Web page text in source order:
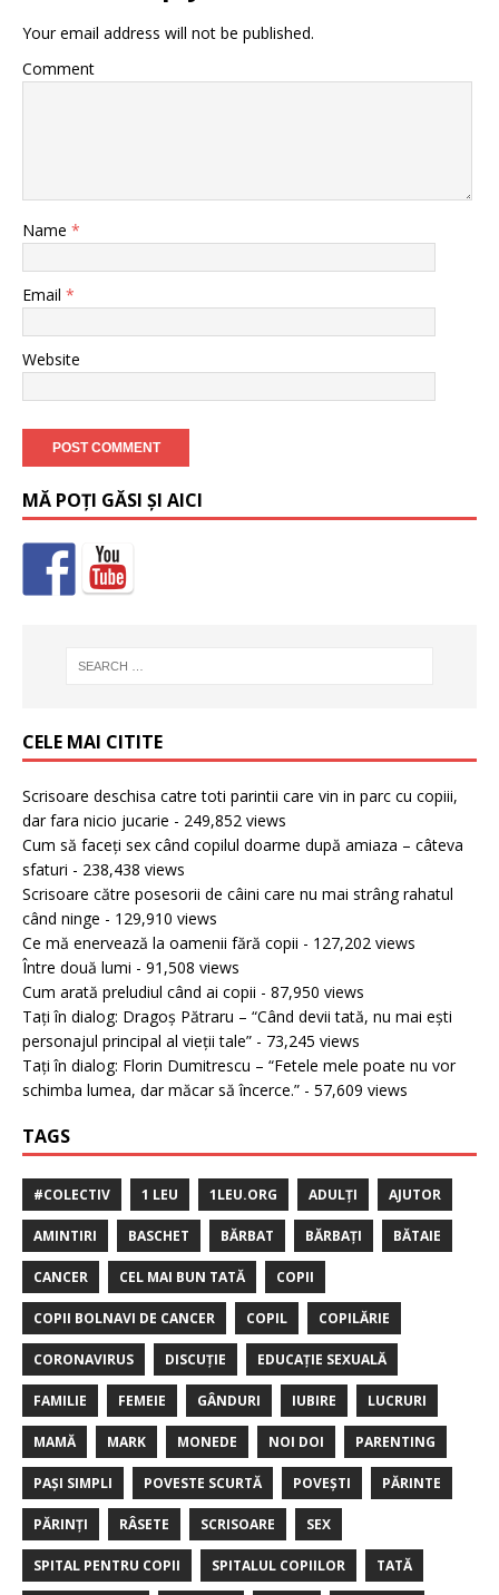
Your email address will not be published.
Comment
Name *
Email *
Website
MĂ POȚI GĂSI ȘI AICI
CELE MAI CITITE
Scrisoare deschisa catre toti parintii care vin in parc cu copiii,
dar fara nicio jucarie - 249,852 views
Cum să faceți sex când copilul doarme după amiaza – câteva
sfaturi - 238,438 views
Scrisoare către posesorii de câini care nu mai strâng rahatul
când ninge - 129,910 views
Ce mă enervează la oamenii fără copii - 127,202 views
Între două lumi - 91,508 views
Cum arată preludiul când ai copii - 87,950 views
Tați în dialog: Dragoș Pătraru – “Când devii tată, nu mai ești
personajul principal al vieții tale” - 73,245 views
Tați în dialog: Florin Dumitrescu – “Fetele mele poate nu vor
schimba lumea, dar măcar să încerce.” - 57,609 views
TAGS
#COLECTIV 1 LEU 1LEU.ORG ADULȚI AJUTOR
AMINTIRI BASCHET BĂRBAT BĂRBAȚI BĂTAIE
CANCER CEL MAI BUN TATĂ COPII
COPII BOLNAVI DE CANCER COPIL COPILĂRIE
CORONAVIRUS DISCUȚIE EDUCAȚIE SEXUALĂ
FAMILIE FEMEIE GÂNDURI IUBIRE LUCRURI
MAMĂ MARK MONEDE NOI DOI PARENTING
PAȘI SIMPLI POVESTE SCURTĂ POVEȘTI PĂRINTE
PĂRINȚI RÂSETE SCRISOARE SEX
SPITAL PENTRU COPII SPITALUL COPIILOR TATĂ